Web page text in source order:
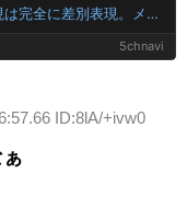
パヨ「れいわ信者、れいわ知能といった表現は完全に差別表現。メディアは放送禁止用語に指定するべき」
5chnavi
ID:8lA/+ivw0